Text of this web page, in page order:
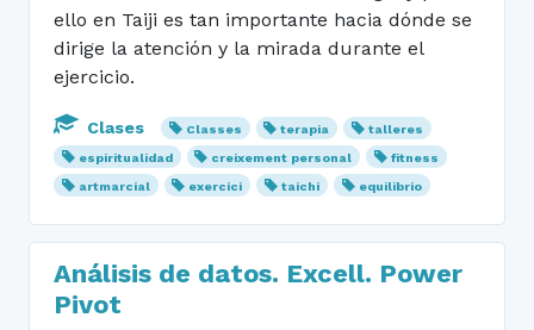
ello en Taiji es tan importante hacia dónde se
dirige la atención y la mirada durante el
ejercicio.
Clases Classes terapia
talleres
espiritualidad
creixement personal
fitness
artmarcial
exercici taichi equilibrio
Análisis de datos. Excell. Power
Pivot